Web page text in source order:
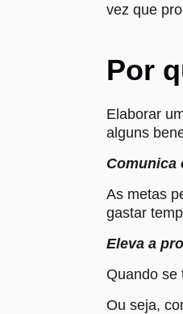
vez que
Por
Elaborar
alguns
Comunica
As metas
gastar
Eleva a
Quando se
Ou seja,